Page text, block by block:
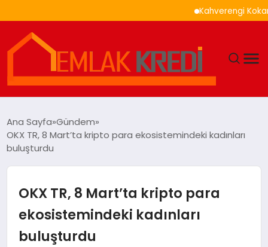
Kahverengi Kokarca
EKONOMI
MAGAZIN
Ana Sayfa Gündem
OKX TR, 8 Mart’ta kripto para ekosistemindeki kadınları
buluşturdu
OKX TR, 8 Mart’ta kripto para
ekosistemindeki kadınları
buluşturdu